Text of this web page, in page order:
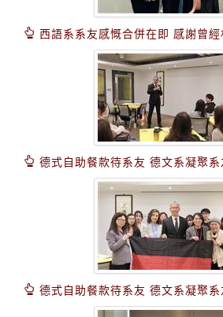
西語系系友感慨合併在即 感謝曾經
德式自助餐款待系友 德文系凝聚系
德式自助餐款待系友 德文系凝聚系